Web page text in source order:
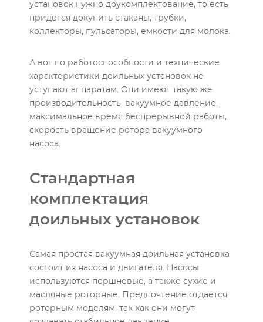
установок нужно доукомплектование, то есть
придется докупить стаканы, трубки,
коллекторы, пульсаторы, емкости для молока.
А вот по работоспособности и технические
характеристики доильных установок не
уступают аппаратам. Они имеют такую же
производительность, вакуумное давление,
максимальное время беспрерывной работы,
скорость вращение ротора вакуумного
насоса.
Стандартная
комплектация
доильных установок
Самая простая вакуумная доильная установка
состоит из насоса и двигателя. Насосы
используются поршневые, а также сухие и
масляные роторные. Предпочтение отдается
роторным моделям, так как они могут